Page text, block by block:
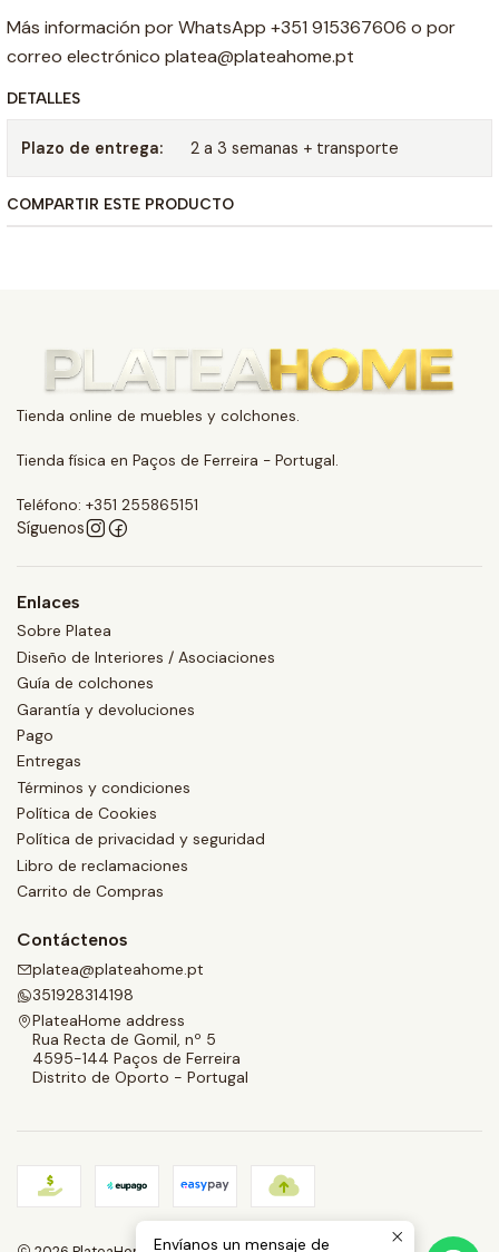
Más información por WhatsApp +351 915367606 o por
correo electrónico platea@plateahome.pt
DETALLES
Plazo de entrega: 2 a 3 semanas + transporte
COMPARTIR ESTE PRODUCTO
Tienda online de muebles y colchones.
Tienda física en Paços de Ferreira - Portugal.
Teléfono: +351 255865151
Síguenos
Enlaces
Sobre Platea
Diseño de Interiores / Asociaciones
Guía de colchones
Garantía y devoluciones
Pago
Entregas
Términos y condiciones
Política de Cookies
Política de privacidad y seguridad
Libro de reclamaciones
Carrito de Compras
Contáctenos
platea@plateahome.pt
351928314198
PlateaHome address
Rua Recta de Gomil, nº 5
4595-144 Paços de Ferreira
Distrito de Oporto - Portugal
Envíanos un mensaje de